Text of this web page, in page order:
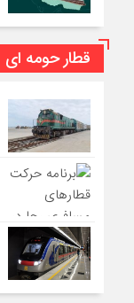
قطار حومه ای